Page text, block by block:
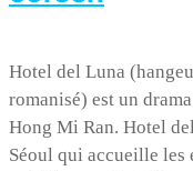
Hotel del Luna
romanisé) est un
Hong Mi Ran. Hotel
Séoul qui accueille les